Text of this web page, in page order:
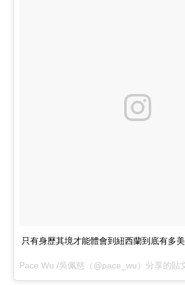
只有身歷其境才能體會到紐西蘭到底有多
Pace Wu /吳佩慈 （@pace_wu）分享的貼